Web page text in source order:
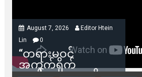
August 7, 2026
Editor Htein
Lin
0
“တရားမဝင်
အကွက်ရိုက်